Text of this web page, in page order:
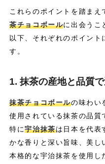
これらのポイントを踏ま
茶チョコボールに出会うこ
以下、それぞれのポイント
す。
1. 抹茶の産地と品質
抹茶チョコボールの味わい
使用されている抹茶の品質
特に宇治抹茶は日本を代表
かな香りと深い旨味、美し
本格的な宇治抹茶を使用し